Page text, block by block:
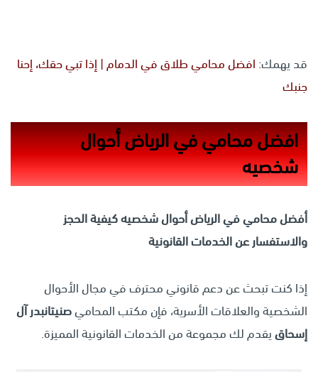
قد يهمك: افضل محامي طلاق في الدمام | إذا تبي حقك، إحنا
جنبك
افضل محامي في الرياض أحوال
شخصيه
أفضل محامي في الرياض أحوال شخصيه كيفية الحجز
والاستفسار عن الخدمات القانونية
إذا كنت تبحث عن دعم قانوني محترف في مجال الأحوال
الشخصية والعلاقات الأسرية، فإن مكتب المحاميصنيتانبدر آل
إسحاقيقدم لك مجموعة من الخدمات القانونية المميزة.